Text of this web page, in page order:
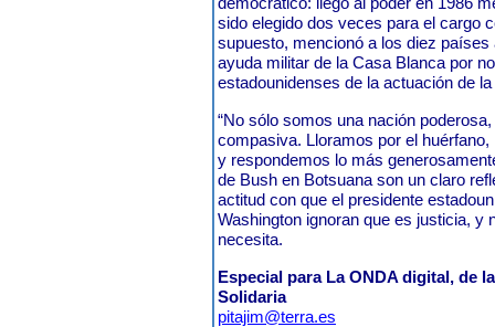
sido elegido dos veces para el cargo
supuesto, mencionó a los diez países
ayuda militar de la Casa Blanca por
estadounidenses de la actuación de
“No sólo somos una nación
compasiva. Lloramos por el
y respondemos lo más
de Bush en Botsuana son un claro
actitud con que el presidente
Washington ignoran que es justicia, y
necesita.
Especial para La ONDA digital, de
Solidaria
pitajim@terra.es